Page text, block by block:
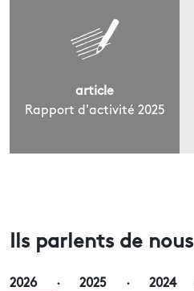
article
Rapport d'activité 2025
Ils parlents de nous
2026 · 2025 · 2024